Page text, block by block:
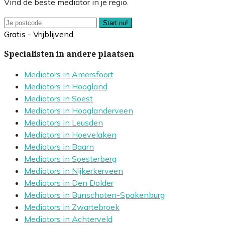
Vind de beste mediator in je regio.
Start nu!
Gratis - Vrijblijvend
Specialisten in andere plaatsen
Mediators in Amersfoort
Mediators in Hoogland
Mediators in Soest
Mediators in Hooglanderveen
Mediators in Leusden
Mediators in Hoevelaken
Mediators in Baarn
Mediators in Soesterberg
Mediators in Nijkerkerveen
Mediators in Den Dolder
Mediators in Bunschoten-Spakenburg
Mediators in Zwartebroek
Mediators in Achterveld